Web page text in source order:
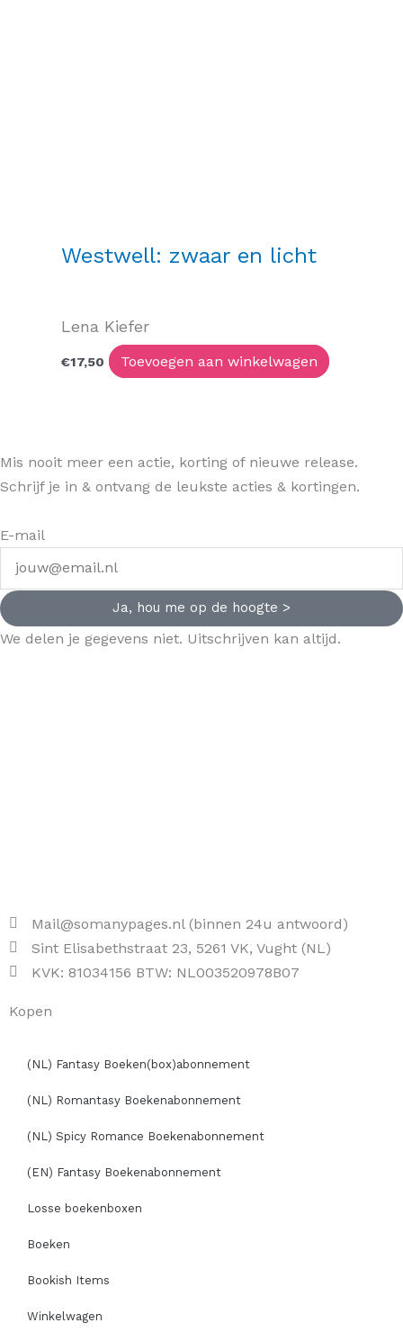
Westwell: zwaar en licht
Lena Kiefer
€17,50 Toevoegen aan winkelwagen
Mis nooit meer een actie, korting of nieuwe release.
Schrijf je in & ontvang de leukste acties & kortingen.
E-mail
Ja, hou me op de hoogte >
We delen je gegevens niet. Uitschrijven kan altijd.
Mail@somanypages.nl (binnen 24u antwoord)
Sint Elisabethstraat 23, 5261 VK, Vught (NL)
KVK: 81034156 BTW: NL003520978B07
Kopen
(NL) Fantasy Boeken(box)abonnement
(NL) Romantasy Boekenabonnement
(NL) Spicy Romance Boekenabonnement
(EN) Fantasy Boekenabonnement
Losse boekenboxen
Boeken
Bookish Items
Winkelwagen